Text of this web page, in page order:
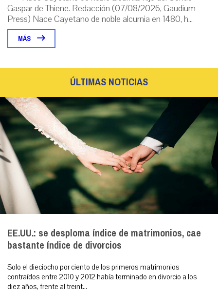
Gaspar de Thiene. Redacción (07/08/2026, Gaudium
Press) Nace Cayetano de noble alcurnia en 1480, h...
MÁS
ÚLTIMAS NOTICIAS
EE.UU.: se desploma índice de matrimonios, cae
bastante índice de divorcios
Solo el dieciocho por ciento de los primeros matrimonios
contraídos entre 2010 y 2012 había terminado en divorcio a los
diez años, frente al treint...